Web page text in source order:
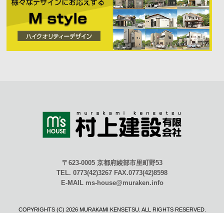
〒623-0005 京都府綾部市里町野53
TEL. 0773(42)3267 FAX.0773(42)8598
E-MAIL ms-house@muraken.info
COPYRIGHTS (C) 2026 MURAKAMI KENSETSU. ALL RIGHTS RESERVED.